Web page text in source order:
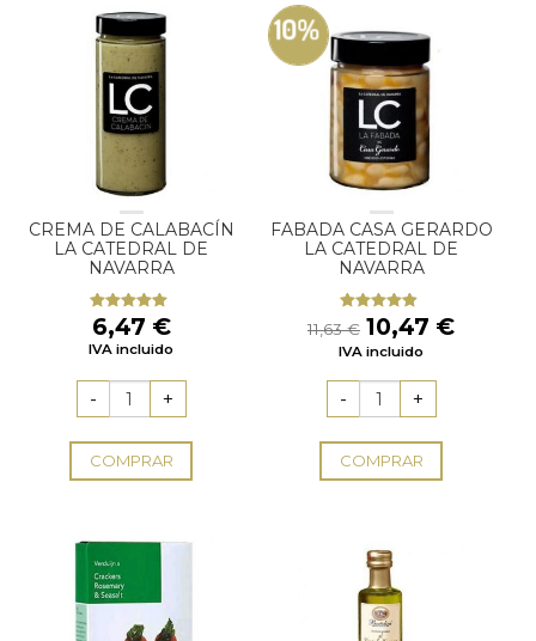
CREMA DE CALABACÍN
LA CATEDRAL DE
NAVARRA
Valorado
con
5.00
de
5
6,47 €
IVA incluido
COMPRAR
10%
FABADA CASA GERARDO
LA CATEDRAL DE
NAVARRA
Valorado
con4.60
de 5
11,63€ El
precio
era:
11,63 €.
10,47 €El
IVA incluido
COMPRAR